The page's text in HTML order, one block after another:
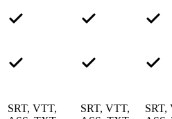
SRT, VTT,
SRT, VTT,
SRT,